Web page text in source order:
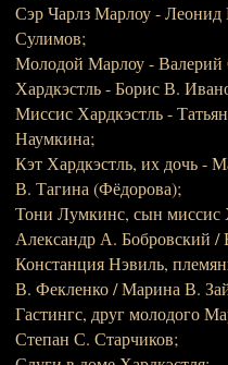
Сэр Чарлз Марлоу -
Сулимов;
Молодой Марлоу -
Хардкэстль - Борис В.
Миссис Хардкэстль -
Наумкина;
Кэт Хардкэстль, их дочь -
В. Тагина (Фёдорова);
Тони Лумкинс, сын миссис
Александр А. Бобровский
Констанция Нэвиль,
В. Фекленко / Марина В.
Гастингс, друг молодого
Степан С. Старчиков;